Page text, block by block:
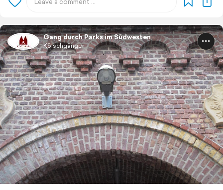
Gang durch Parks im Südwesten
Kölschgänger